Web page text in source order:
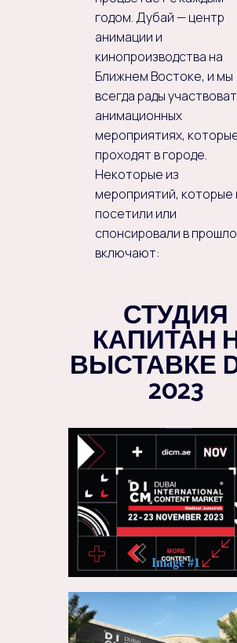
годом. Дубай — центр
анимации и
кинопроизводства на
Ближнем Востоке, и мы
всегда рады
анимационных
мероприятиях,
проходят в городе.
Некоторые из
мероприятий, которые
посетили или
спонсировали в
включают:
СТУДИЯ
КАПИТАН
ВЫСТАВКЕ
2023
Image #1